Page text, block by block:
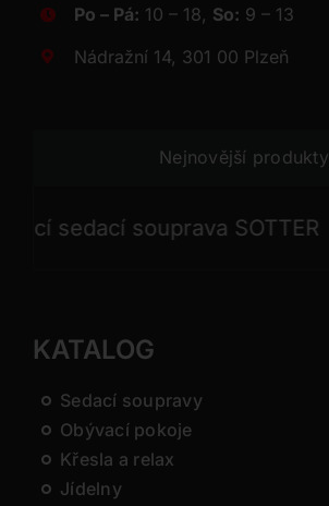
Po – Pá: 10 – 18, So: 9 – 13
Nádražní 14, 301 00 Plzeň
Nejnovější produkty
sedací souprava SOTTER
KATALOG
Sedací soupravy
Obývací pokoje
Křesla a relax
Jídelny